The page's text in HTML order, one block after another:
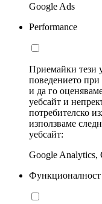
Google Ads
Performance
Приемайки тези
поведението
и да го
уебсайт и
потребителско
използваме
уебсайт:
Google Analytics,
Функционалност